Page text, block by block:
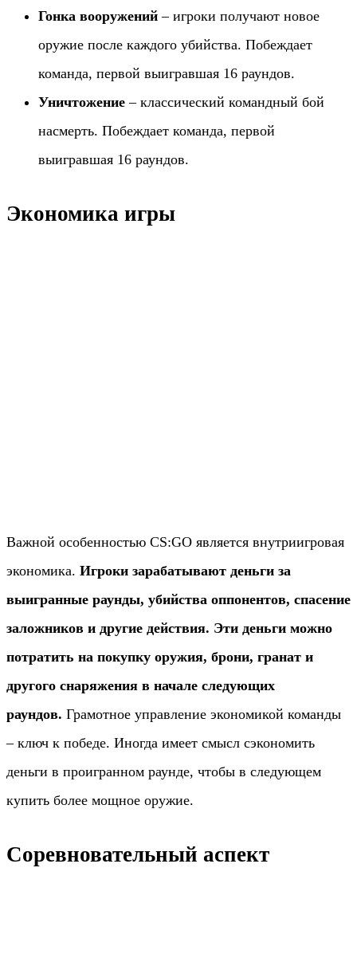
Гонка вооружений – игроки получают новое
оружие после каждого убийства. Побеждает
команда, первой выигравшая 16 раундов.
Уничтожение – классический командный бой
насмерть. Побеждает команда, первой
выигравшая 16 раундов.
Экономика игры
Важной особенностью CS:GO является внутриигровая
экономика. Игроки зарабатывают деньги за
выигранные раунды, убийства оппонентов, спасение
заложников и другие действия. Эти деньги можно
потратить на покупку оружия, брони, гранат и
другого снаряжения в начале следующих
раундов. Грамотное управление экономикой команды
– ключ к победе. Иногда имеет смысл сэкономить
деньги в проигранном раунде, чтобы в следующем
купить более мощное оружие.
Соревновательный аспект